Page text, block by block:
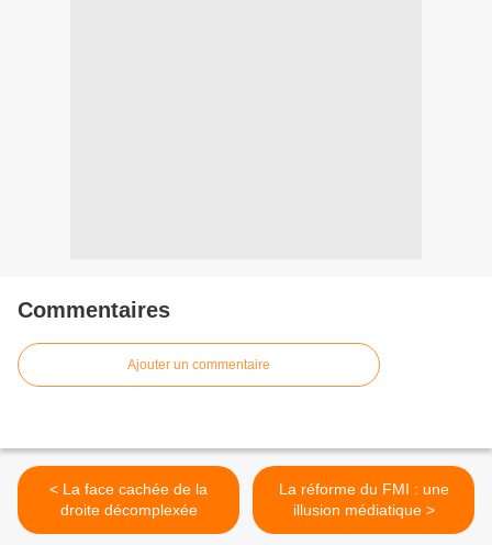
Commentaires
Ajouter un commentaire
< La face cachée de la
droite décomplexée
La réforme du FMI : une
illusion médiatique >